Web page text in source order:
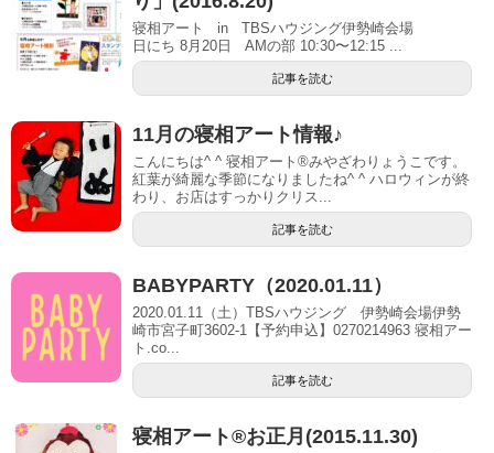
寝相アート in TBSハウジング伊勢崎会場
日にち 8月20日 AMの部 10:30〜12:15 ...
記事を読む
11月の寝相アート情報♪
こんにちは^ ^ 寝相アート®︎みやざわりょうこです。
紅葉が綺麗な季節になりましたね^ ^ ハロウィンが終
わり、お店はすっかりクリス...
記事を読む
BABYPARTY（2020.01.11）
2020.01.11（土）TBSハウジング 伊勢崎会場伊勢
崎市宮子町3602-1【予約申込】0270214963 寝相アー
ト.co...
記事を読む
寝相アート®お正月(2015.11.30)